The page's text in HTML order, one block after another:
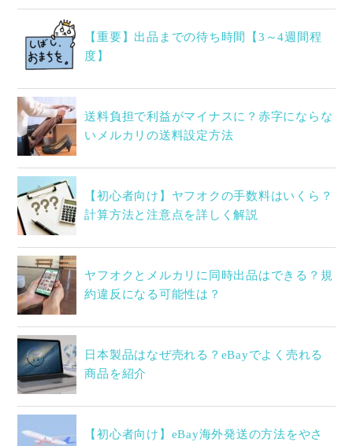
【重要】出品までの待ち時間【3～4週間程
度】
送料負担で利益がマイナスに？赤字にならな
いメルカリの送料設定方法
【初心者向け】ヤフオクの手数料はいくら？
計算方法と注意点を詳しく解説
ヤフオクとメルカリに同時出品はできる？規
約違反になる可能性は？
日本製品はなぜ売れる？eBayでよく売れる
商品を紹介
【初心者向け】eBay海外発送の方法をやさ